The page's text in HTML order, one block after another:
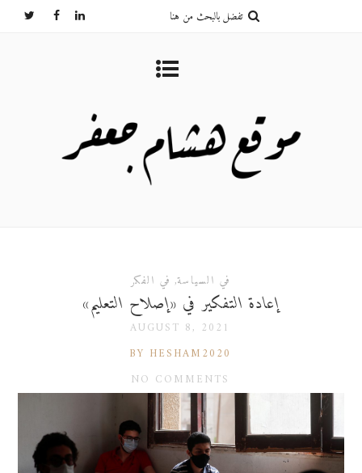
في السياسة, في الفكر
إعادة التفكير في «إصلاح التعليم»
AUGUST 8, 2021
BY HESHAM2020
NO COMMENTS